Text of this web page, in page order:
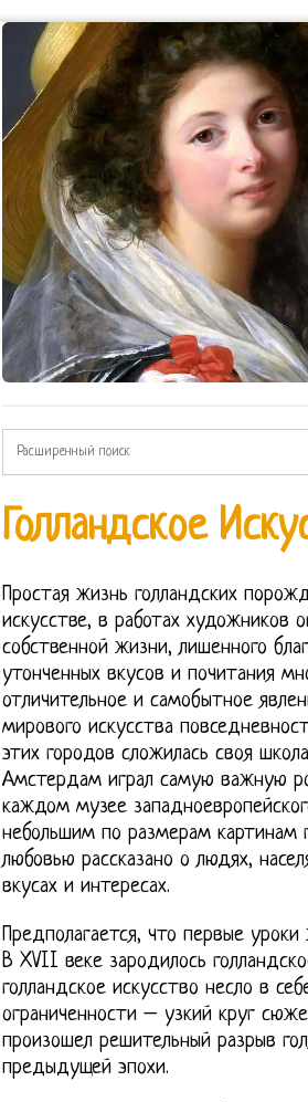
Голландское
Простая жизнь голландских
искусстве, в работах художников
собственной жизни, лишенного
утонченных вкусов и почитания
отличительное и самобытное
мирового искусства
этих городов сложилась своя
Амстердам играл самую важную
каждом музее
небольшим по размерам картинам
любовью рассказано о людях,
вкусах и интересах.
Предполагается, что первые
В XVII веке зародилось
голландское искусство несло в
ограниченности – узкий круг
произошел решительный разрыв
предыдущей эпохи.